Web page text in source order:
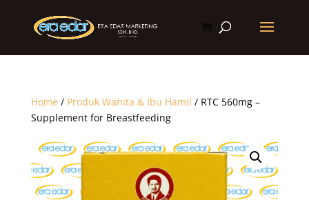
Home / Produk Wanita & Ibu Hamil / RTC 560mg –
Supplement for Breastfeeding